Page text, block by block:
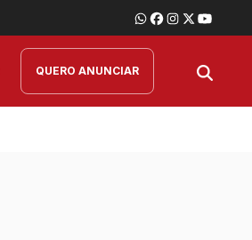
QUERO ANUNCIAR